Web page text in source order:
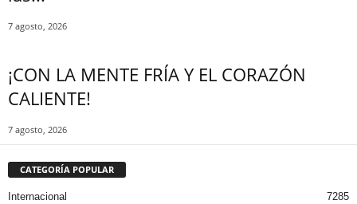
7 agosto, 2026
¡CON LA MENTE FRÍA Y EL CORAZÓN
CALIENTE!
7 agosto, 2026
CATEGORÍA POPULAR
Internacional
7285